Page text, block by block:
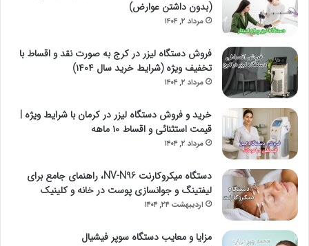
(بدون داشتن عوارض)
مرداد ۲, ۱۴۰۴
فروش دستگاه لیزر در کرج به صورت نقد و اقساط با
تخفیف ویژه (شرایط خرید سال ۱۴۰۴)
مرداد ۲, ۱۴۰۴
خرید و فروش دستگاه لیزر در کرمان با شرایط ویژه |
قیمت استثنائی و اقساط ۱۰ ماهه
مرداد ۲, ۱۴۰۴
دستگاه میکروکارنت NV-N96، راهنمای جامع برای
لیفتینگ و جوانسازی پوست در خانه و کلینیک
اردیبهشت ۲۴, ۱۴۰۴
مزایا و معایب دستگاه سوپر فیشیال